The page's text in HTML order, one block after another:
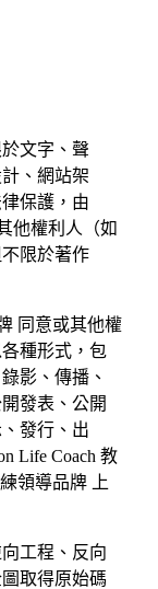
文字、聲
、網站架
保護，由
他權利人（如
限於著作
同意或其他權
種形式，包
影、傳播、
發表、公開
發行、出
Life Coach 教
領導品牌 上
工程、反向
取得原始碼